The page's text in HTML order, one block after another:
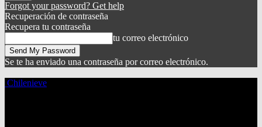
Forgot your password? Get help
Recuperación de contraseña
Recupera tu contraseña
tu correo electrónico
Se te ha enviado una contraseña por correo electrónico.
Chilenieve